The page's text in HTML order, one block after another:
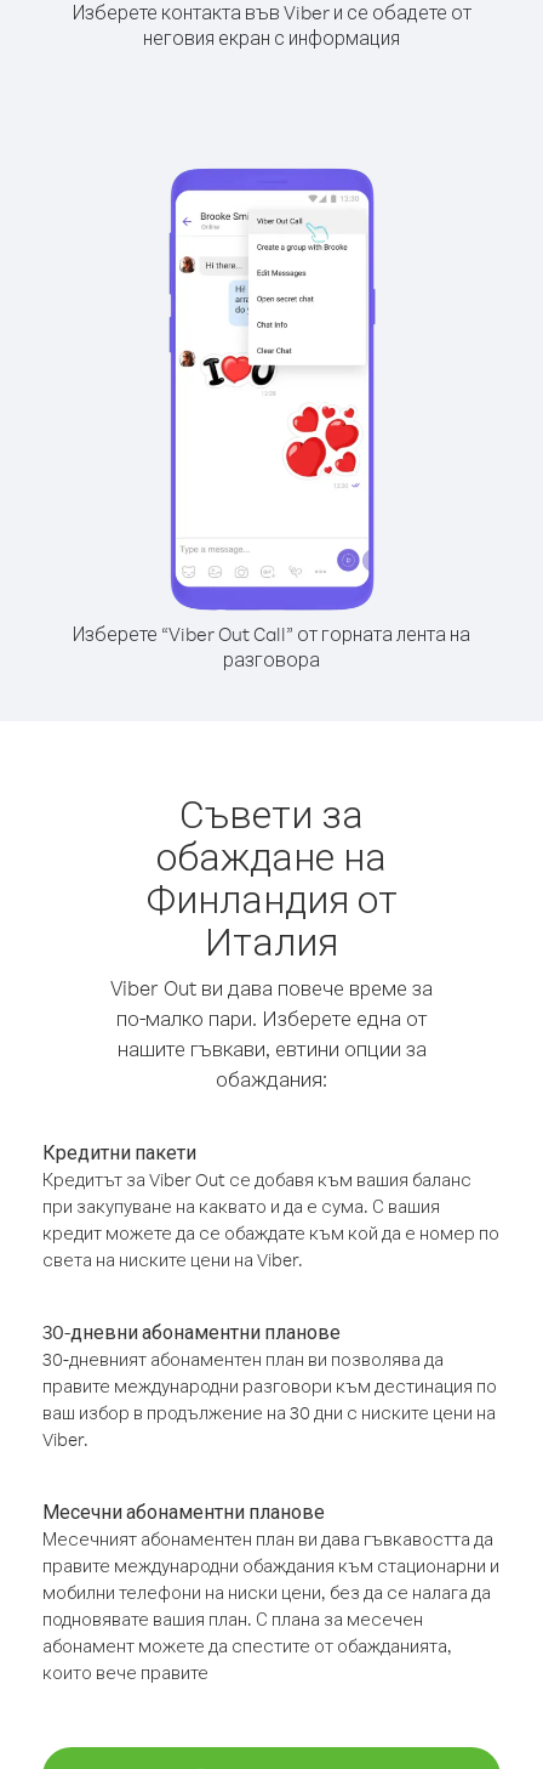
Изберете контакта във Viber и се обадете от
неговия екран с информация
Изберете “Viber Out Call” от горната лента на
разговора
Съвети за
обаждане на
Финландия от
Италия
Viber Out ви дава повече време за
по-малко пари. Изберете една от
нашите гъвкави, евтини опции за
обаждания:
Кредитни пакети
Кредитът за Viber Out се добавя към вашия баланс
при закупуване на каквато и да е сума. С вашия
кредит можете да се обаждате към кой да е номер по
света на ниските цени на Viber.
30-дневни абонаментни планове
30-дневният абонаментен план ви позволява да
правите международни разговори към дестинация по
ваш избор в продължение на 30 дни с ниските цени на
Viber.
Месечни абонаментни планове
Месечният абонаментен план ви дава гъвкавостта да
правите международни обаждания към стационарни и
мобилни телефони на ниски цени, без да се налага да
подновявате вашия план. С плана за месечен
абонамент можете да спестите от обажданията,
които вече правите